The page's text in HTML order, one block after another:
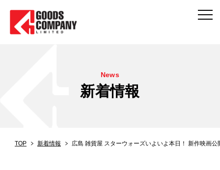
News
新着情報
TOP 新着情報 広島 雑貨屋 スターウォーズいよいよ本日！ 新作映画公